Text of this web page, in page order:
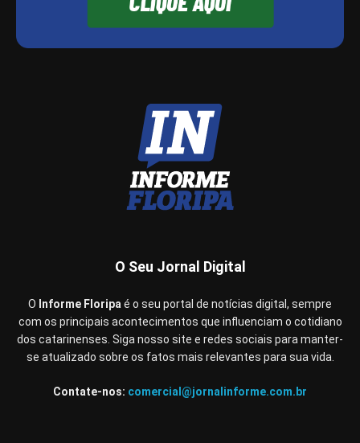
O Seu Jornal Digital
O Informe Floripa é o seu portal de notícias digital, sempre
com os principais acontecimentos que influenciam o cotidiano
dos catarinenses. Siga nosso site e redes sociais para manter-
se atualizado sobre os fatos mais relevantes para sua vida.
Contate-nos: comercial@jornalinforme.com.br